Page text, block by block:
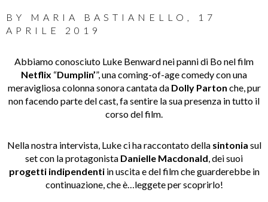
BY MARIA BASTIANELLO ,
17
APRILE 2019
Abbiamo conosciuto Luke Benward nei panni di Bo nel film
Netflix “Dumplin’”, una coming-of-age comedy con una
meravigliosa colonna sonora cantata da Dolly Parton che, pur
non facendo parte del cast, fa sentire la sua presenza in tutto il
corso del film.
Nella nostra intervista, Luke ci ha raccontato della sintonia sul
set con la protagonista Danielle Macdonald, dei suoi
progetti indipendentiin uscita e del film che guarderebbe in
continuazione, che è…leggete per scoprirlo!